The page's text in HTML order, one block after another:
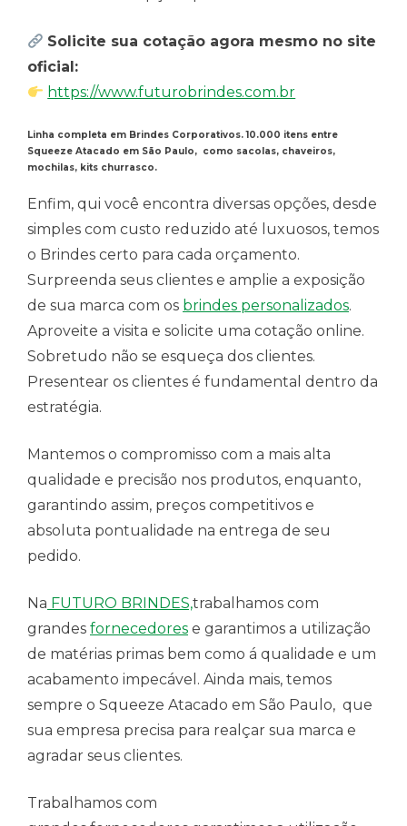
Solicite sua cotação agora mesmo no site
oficial:
https://www.futurobrindes.com.br
Linha completa em Brindes Corporativos. 10.000 itens entre
Squeeze Atacado em São Paulo, como sacolas, chaveiros,
mochilas, kits churrasco.
Enfim, qui você encontra diversas opções, desde
simples com custo reduzido até luxuosos, temos
o Brindes certo para cada orçamento.
Surpreenda seus clientes e amplie a exposição
de sua marca com os brindes personalizados.
Aproveite a visita e solicite uma cotação online.
Sobretudo não se esqueça dos clientes.
Presentear os clientes é fundamental dentro da
estratégia.
Mantemos o compromisso com a mais alta
qualidade e precisão nos produtos, enquanto,
garantindo assim, preços competitivos e
absoluta pontualidade na entrega de seu
pedido.
Na FUTURO BRINDES,trabalhamos com
grandes fornecedores e garantimos a utilização
de matérias primas bem como á qualidade e um
acabamento impecável. Ainda mais, temos
sempre o Squeeze Atacado em São Paulo, que
sua empresa precisa para realçar sua marca e
agradar seus clientes.
Trabalhamos com